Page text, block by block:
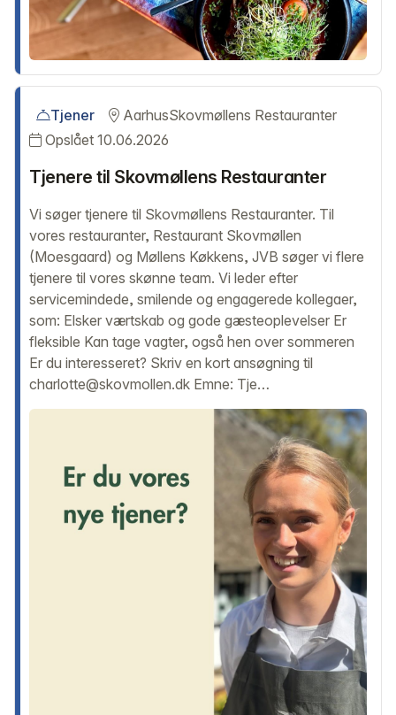
Tjener AarhusSkovmøllens Restauranter
Opslået 10.06.2026
Tjenere til Skovmøllens Restauranter
Vi søger tjenere til Skovmøllens Restauranter. Til
vores restauranter, Restaurant Skovmøllen
(Moesgaard) og Møllens Køkkens, JVB søger vi flere
tjenere til vores skønne team. Vi leder efter
servicemindede, smilende og engagerede kollegaer,
som: Elsker værtskab og gode gæsteoplevelser Er
fleksible Kan tage vagter, også hen over sommeren
Er du interesseret? Skriv en kort ansøgning til
charlotte@skovmollen.dk Emne: Tje…